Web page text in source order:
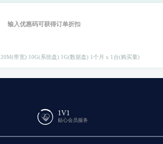
输入优惠码可获得订单折扣
20M(带宽) 10G(系统盘) 1G(数据盘) 1个月 x 1台(购买量)
1V1
贴心会员服务